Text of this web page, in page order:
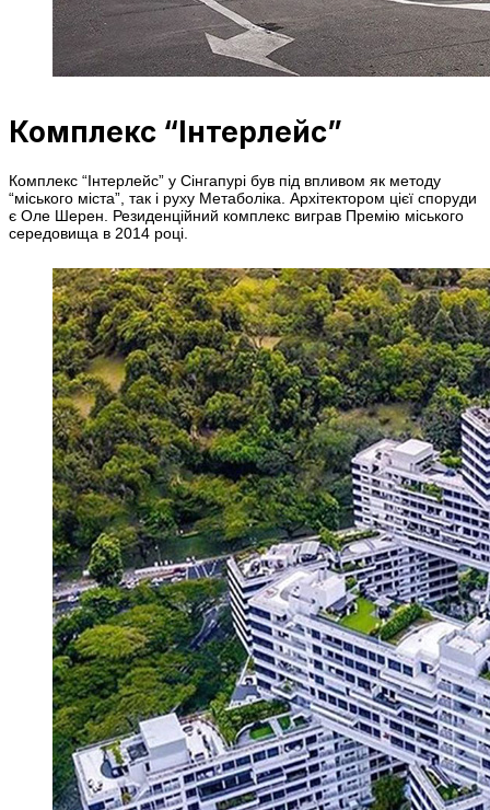
Комплекс “Інтерлейс”
Комплекс “Інтерлейс” у Сінгапурі був під впливом як методу
“міського міста”, так і руху Метаболіка. Архітектором цієї споруди
є Оле Шерен. Резиденційний комплекс виграв Премію міського
середовища в 2014 році.